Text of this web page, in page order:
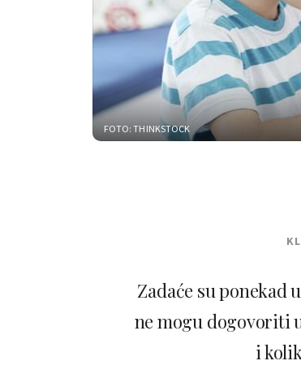
FOTO: THINKSTOCK
Zadaće su ponekad
ne mogu dogovoriti
i